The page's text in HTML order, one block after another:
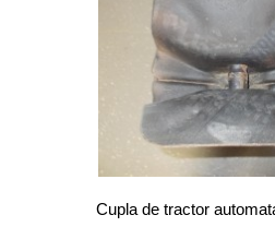
Cupla de tractor